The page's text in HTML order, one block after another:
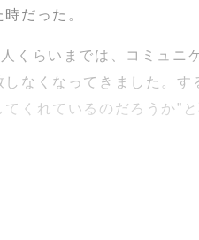
時だった。
人くらいまでは、コミュ
しなくなってきました。
てくれているのだろうか”